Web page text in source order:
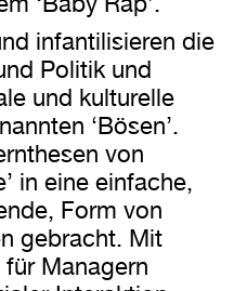
infantilisieren die
Politik und
und kulturelle
‘Bösen’.
von
in eine einfache,
Form von
gebracht. Mit
Managern